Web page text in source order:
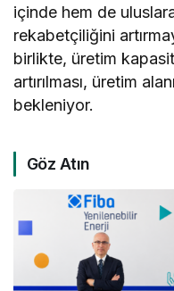
içinde hem de
rekabetçiliğini
birlikte, üretim
artırılması, üretim
bekleniyor.
Göz Atın